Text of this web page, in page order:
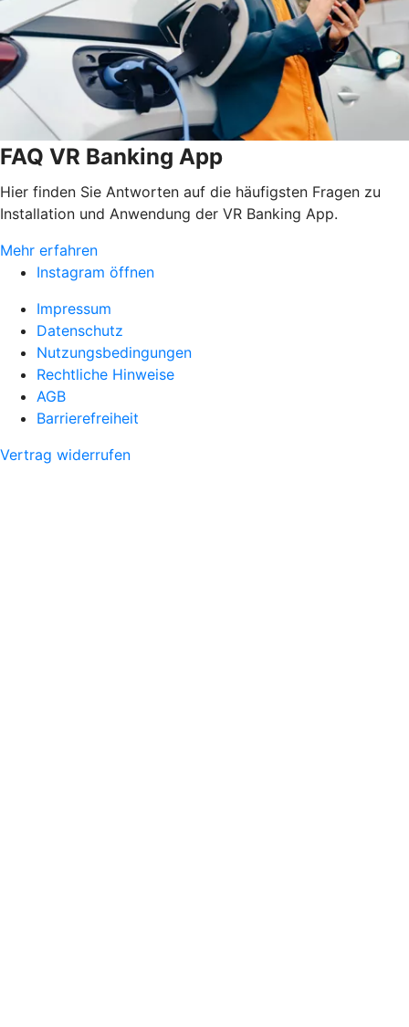
FAQ VR Banking App
Hier finden Sie Antworten auf die häufigsten Fragen zu
Installation und Anwendung der VR Banking App.
Mehr erfahren
Instagram öffnen
Impressum
Datenschutz
Nutzungsbedingungen
Rechtliche Hinweise
AGB
Barrierefreiheit
Vertrag widerrufen